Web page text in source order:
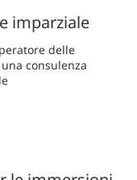
imparziale
delle
consulenza